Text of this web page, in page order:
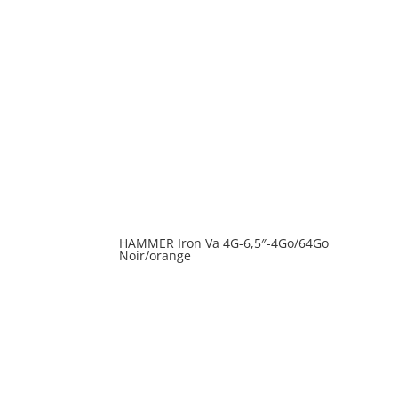
HAMMER Iron Va 4G-6,5″-4Go/64Go
Noir/orange